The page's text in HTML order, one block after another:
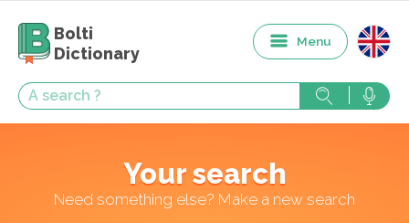
Bolti
Dictionary
Menu
Your search
Need something else? Make a new search